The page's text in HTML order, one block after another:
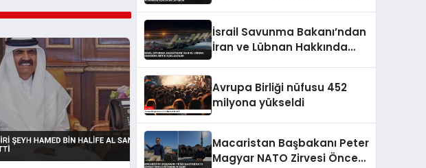
İsrail Savunma Bakanı’ndan
İran ve Lübnan Hakkında
Avrupa Birliği nüfusu 452
milyona yükseldi
Macaristan Başbakanı Peter
Magyar NATO Zirvesi Öncesi